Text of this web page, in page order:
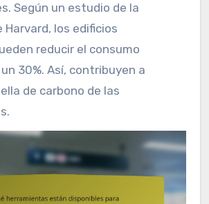
Según un estudio de la
Harvard, los edificios
reducir el consumo
30%. Así, contribuyen a
de carbono de las